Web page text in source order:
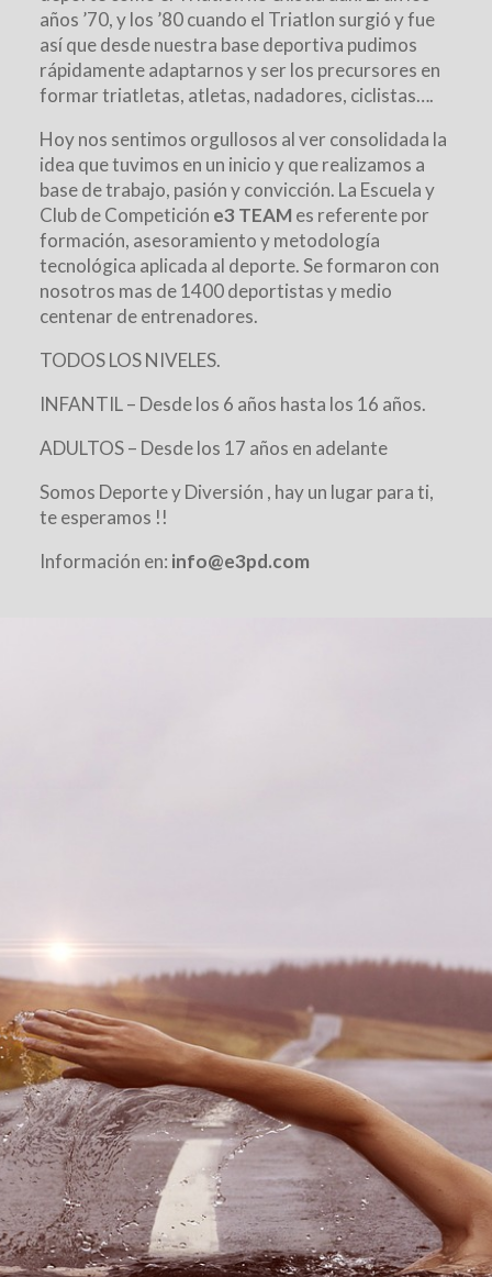
años ’70, y los ’80 cuando el Triatlon surgió y fue
así que desde nuestra base deportiva pudimos
rápidamente adaptarnos y ser los precursores en
formar triatletas, atletas, nadadores, ciclistas….
Hoy nos sentimos orgullosos al ver consolidada la
idea que tuvimos en un inicio y que realizamos a
base de trabajo, pasión y convicción. La Escuela y
Club de Competición e3 TEAM es referente por
formación, asesoramiento y metodología
tecnológica aplicada al deporte. Se formaron con
nosotros mas de 1400 deportistas y medio
centenar de entrenadores.
TODOS LOS NIVELES.
INFANTIL – Desde los 6 años hasta los 16 años.
ADULTOS – Desde los 17 años en adelante
Somos Deporte y Diversión , hay un lugar para ti,
te esperamos !!
Información en: info@e3pd.com